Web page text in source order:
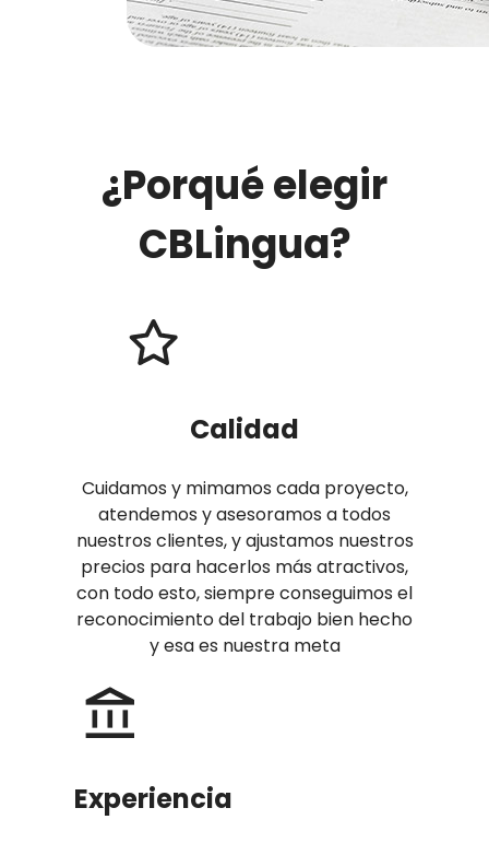
¿Porqué elegir
CBLingua?
Calidad
Cuidamos y mimamos cada proyecto,
atendemos y asesoramos a todos
nuestros clientes, y ajustamos nuestros
precios para hacerlos más atractivos,
con todo esto, siempre conseguimos el
reconocimiento del trabajo bien hecho
y esa es nuestra meta
Experiencia